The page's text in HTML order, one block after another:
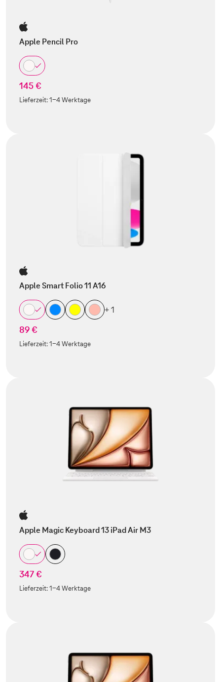
Apple Pencil Pro
145 €
Lieferzeit:1-4 Werktage
Apple Smart Folio 11 A16
+ 1
89 €
Lieferzeit:1-4 Werktage
Apple Magic Keyboard 13 iPad Air M3
347 €
Lieferzeit:1-4 Werktage